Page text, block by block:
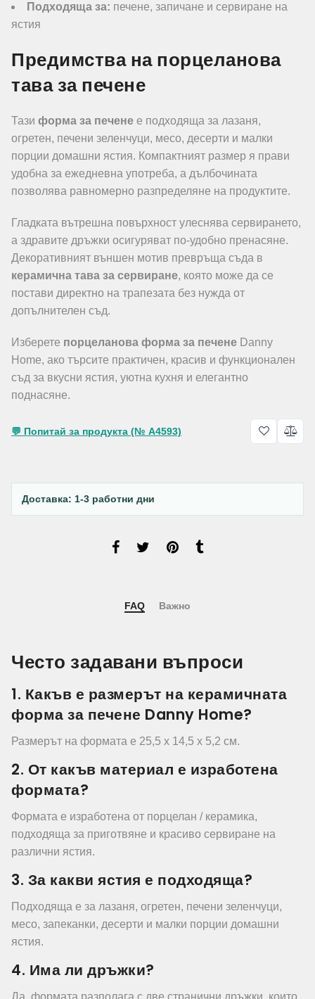
Подходяща за: печене, запичане и сервиране на
ястия
Предимства на порцеланова
тава за печене
Тази форма за печене е подходяща за лазаня,
огретен, печени зеленчуци, месо, десерти и малки
порции домашни ястия. Компактният размер я прави
удобна за ежедневна употреба, а дълбочината
позволява равномерно разпределяне на продуктите.
Гладката вътрешна повърхност улеснява сервирането,
а здравите дръжки осигуряват по-удобно пренасяне.
Декоративният външен мотив превръща съда в
керамична тава за сервиране, която може да се
постави директно на трапезата без нужда от
допълнителен съд.
Изберете порцеланова форма за печене Danny
Home, ако търсите практичен, красив и функционален
съд за вкусни ястия, уютна кухня и елегантно
поднасяне.
💬 Попитай за продукта (№ A4593)
Доставка: 1-3 работни дни
FAQ Важно
Често задавани въпроси
1. Какъв е размерът на керамичната
форма за печене Danny Home?
Размерът на формата е 25,5 х 14,5 х 5,2 см.
2. От какъв материал е изработена
формата?
Формата е изработена от порцелан / керамика,
подходяща за приготвяне и красиво сервиране на
различни ястия.
3. За какви ястия е подходяща?
Подходяща е за лазаня, огретен, печени зеленчуци,
месо, запеканки, десерти и малки порции домашни
ястия.
4. Има ли дръжки?
Да, формата разполага с две странични дръжки, които